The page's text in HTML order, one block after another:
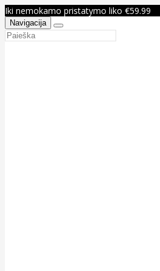
Iki nemokamo pristatymo liko €59.99
Navigacija